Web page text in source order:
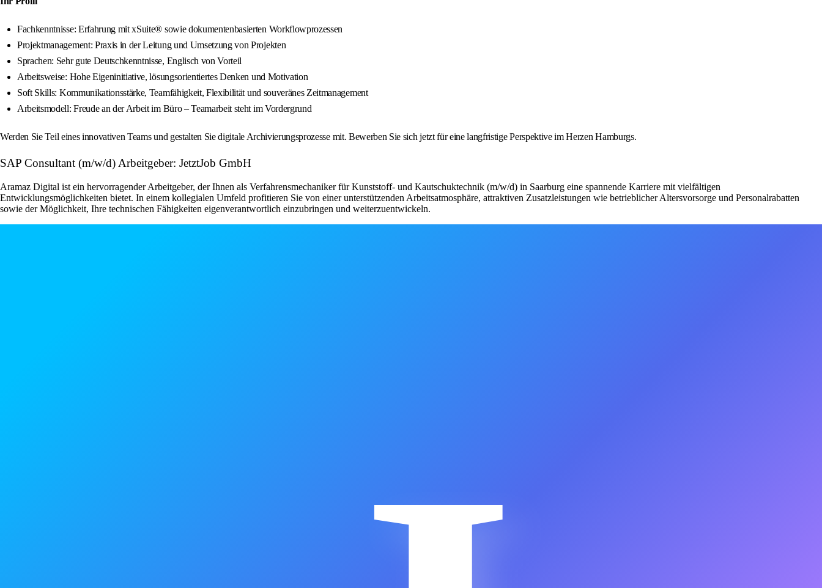
Fachkenntnisse: Erfahrung mit xSuite® sowie dokumentenbasierten Workflowprozessen
Projektmanagement: Praxis in der Leitung und Umsetzung von Projekten
Sprachen: Sehr gute Deutschkenntnisse, Englisch von Vorteil
Arbeitsweise: Hohe Eigeninitiative, lösungsorientiertes Denken und Motivation
Soft Skills: Kommunikationsstärke, Teamfähigkeit, Flexibilität und souveränes Zeitmanagement
Arbeitsmodell: Freude an der Arbeit im Büro – Teamarbeit steht im Vordergrund
Werden Sie Teil eines innovativen Teams und gestalten Sie digitale Archivierungsprozesse mit. Bewerben Sie sich jetzt für eine langfristige Perspektive im Herzen Hamburgs.
SAP Consultant (m/w/d) Arbeitgeber: JetztJob GmbH
Aramaz Digital ist ein hervorragender Arbeitgeber, der Ihnen als Verfahrensmechaniker für Kunststoff- und Kautschuktechnik (m/w/d) in Saarburg eine spannende Karriere mit vielfältigen
Entwicklungsmöglichkeiten bietet. In einem kollegialen Umfeld profitieren Sie von einer unterstützenden Arbeitsatmosphäre, attraktiven Zusatzleistungen wie betrieblicher Altersvorsorge und Personalrabatten
sowie der Möglichkeit, Ihre technischen Fähigkeiten eigenverantwortlich einzubringen und weiterzuentwickeln.